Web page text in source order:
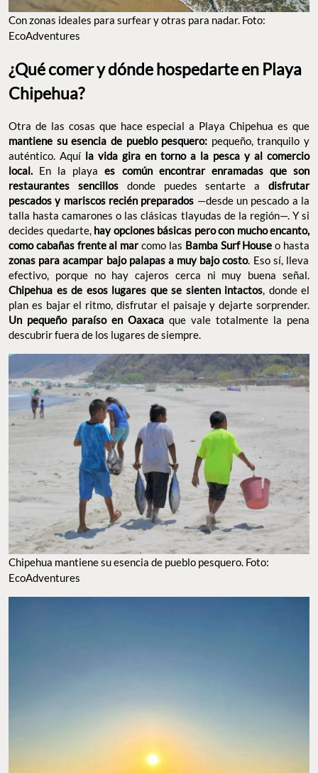
Con zonas ideales para surfear y otras para nadar. Foto:
EcoAdventures
¿Qué comer y dónde hospedarte en Playa
Chipehua?
Otra de las cosas que hace especial a Playa Chipehua es que
mantiene su esencia de pueblo pesquero: pequeño, tranquilo y
auténtico. Aquí la vida gira en torno a la pesca y al comercio
local. En la playaes común encontrar enramadas que son
restaurantes sencillosdonde puedes sentarte a disfrutar
pescados y mariscos recién preparados —desde un pescado a la
talla hasta camarones o las clásicas tlayudas de la región—. Y si
decides quedarte, hay opciones básicas pero con mucho encanto,
como cabañas frente al marcomo las Bamba Surf Houseo hasta
zonas para acampar bajo palapas a muy bajo costo. Eso sí, lleva
efectivo, porque no hay cajeros cerca ni muy buena señal.
Chipehua es de esos lugares que se sienten intactos , donde el
plan es bajar el ritmo, disfrutar el paisaje y dejarte sorprender.
Un pequeño paraíso en Oaxaca que vale totalmente la pena
descubrir fuera de los lugares de siempre.
Chipehua mantiene su esencia de pueblo pesquero. Foto:
EcoAdventures